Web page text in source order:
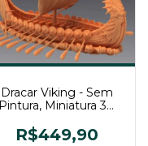
Dracar Viking - Sem
Pintura, Miniatura 3D
Mesa
R$449,90